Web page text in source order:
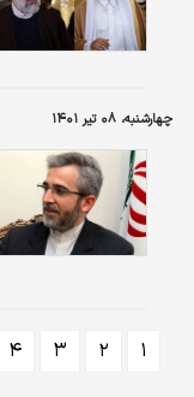
چهارشنبه، ۰۸ تیر ۱۴۰۱
۱ ۲ ۳ ۴